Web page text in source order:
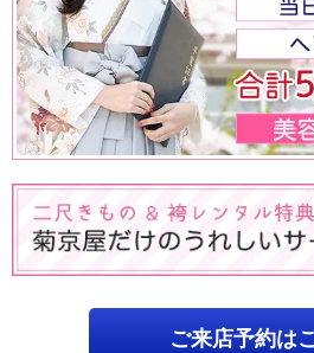
ご来店予約は